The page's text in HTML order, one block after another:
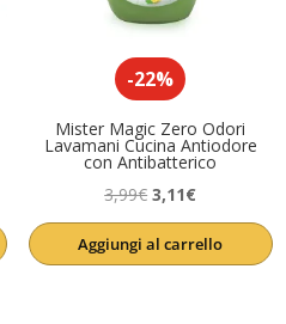
-22%
Mister Magic Zero Odori
Lavamani Cucina Antiodore
con Antibatterico
3,99€ Il
prezzo
originale
3,11€Il
prezzo
attuale
Aggiungi al carrello